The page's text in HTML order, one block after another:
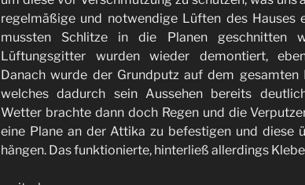
regelmäßige und notwendige Lüften des Hauses
mussten Schlitze in die Planen geschnitten
Lüftungsgitter wurden wieder demontiert,
Danach wurde der Grundputz auf dem gesamten
welches dadurch sein Aussehen bereits
Wetter brachte dann doch Regen und die
eine Plane an der Attika zu befestigen und diese
hängen. Das funktionierte, hinterließ allerdings